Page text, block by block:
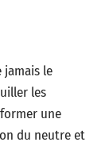
jamais le
les
une
du neutre et